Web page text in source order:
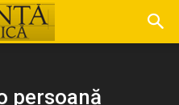
persoană